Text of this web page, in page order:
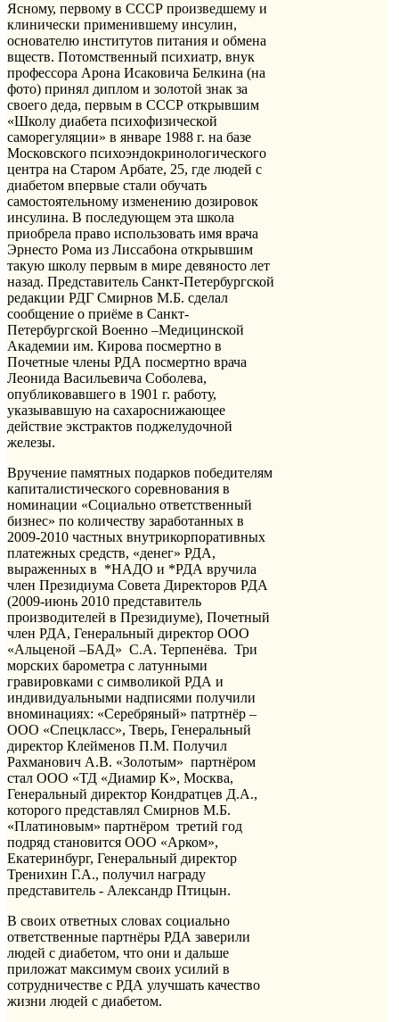
Ясному, первому в СССР произведшему и
клинически применившему инсулин,
основателю институтов питания и обмена
вществ. Потомственный психиатр, внук
профессора Арона Исаковича Белкина (на
фото) принял диплом и золотой знак за
своего деда, первым в СССР открывшим
«Школу диабета психофизической
саморегуляции» в январе 1988 г. на базе
Московского психоэндокринологического
центра на Старом Арбате, 25, где людей с
диабетом впервые стали обучать
самостоятельному изменению дозировок
инсулина. В последующем эта школа
приобрела право использовать имя врача
Эрнесто Рома из Лиссабона открывшим
такую школу первым в мире девяносто лет
назад. Представитель Санкт-Петербургской
редакции РДГ Смирнов М.Б. сделал
сообщение о приёме в Санкт-
Петербургской Военно –Медицинской
Академии им. Кирова посмертно в
Почетные члены РДА посмертно врача
Леонида Васильевича Соболева,
опубликовавшего в 1901 г. работу,
указывавшую на сахароснижающее
действие экстрактов поджелудочной
железы.
Вручение памятных подарков победителям
капиталистического соревнования в
номинации «Социально ответственный
бизнес» по количеству заработанных в
2009-2010 частных внутрикорпоративных
платежных средств, «денег» РДА,
выраженных в *НАДО и *РДА вручила
член Президиума Совета Директоров РДА
(2009-июнь 2010 представитель
производителей в Президиуме), Почетный
член РДА, Генеральный директор ООО
«Альценой –БАД» С.А. Терпенёва. Три
морских барометра с латунными
гравировками с символикой РДА и
индивидуальными надписями получили
вноминациях: «Серебряный» патртнёр –
ООО «Спецкласс», Тверь, Генеральный
директор Клейменов П.М. Получил
Рахманович А.В. «Золотым» партнёром
стал ООО «ТД «Диамир К», Москва,
Генеральный директор Кондратцев Д.А.,
которого представлял Смирнов М.Б.
«Платиновым» партнёром третий год
подряд становится ООО «Арком»,
Екатеринбург, Генеральный директор
Тренихин Г.А., получил награду
представитель - Александр Птицын.
В своих ответных словах социально
ответственные партнёры РДА заверили
людей с диабетом, что они и дальше
приложат максимум своих усилий в
сотрудничестве с РДА улучшать качество
жизни людей с диабетом.